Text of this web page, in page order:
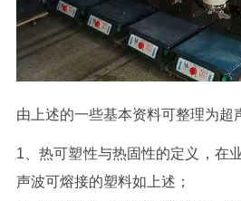
由上述的一些基本资料可整理为超
1、热可塑性与热固性的定义，在
声波可熔接的塑料如上述；